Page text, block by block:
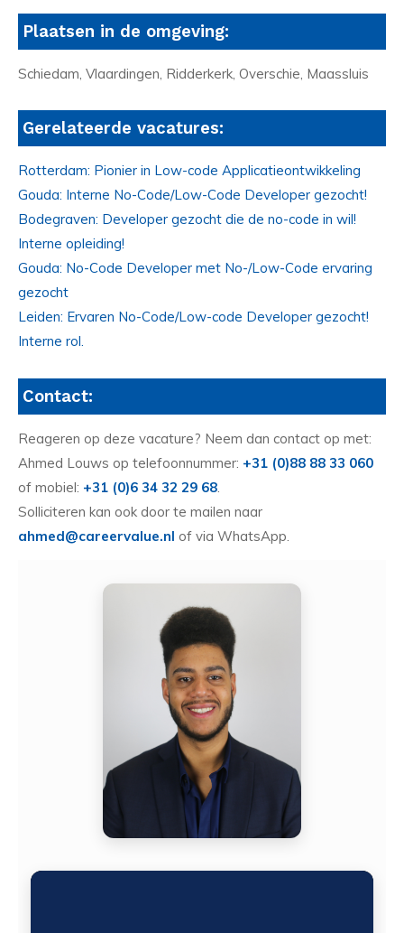
Plaatsen in de omgeving:
Schiedam, Vlaardingen, Ridderkerk, Overschie, Maassluis
Gerelateerde vacatures:
Rotterdam: Pionier in Low-code Applicatieontwikkeling
Gouda: Interne No-Code/Low-Code Developer gezocht!
Bodegraven: Developer gezocht die de no-code in wil!
Interne opleiding!
Gouda: No-Code Developer met No-/Low-Code ervaring
gezocht
Leiden: Ervaren No-Code/Low-code Developer gezocht!
Interne rol.
Contact:
Reageren op deze vacature? Neem dan contact op met:
Ahmed Louws op telefoonnummer: +31 (0)88 88 33 060
of mobiel: +31 (0)6 34 32 29 68.
Solliciteren kan ook door te mailen naar
ahmed@careervalue.nl of via WhatsApp.